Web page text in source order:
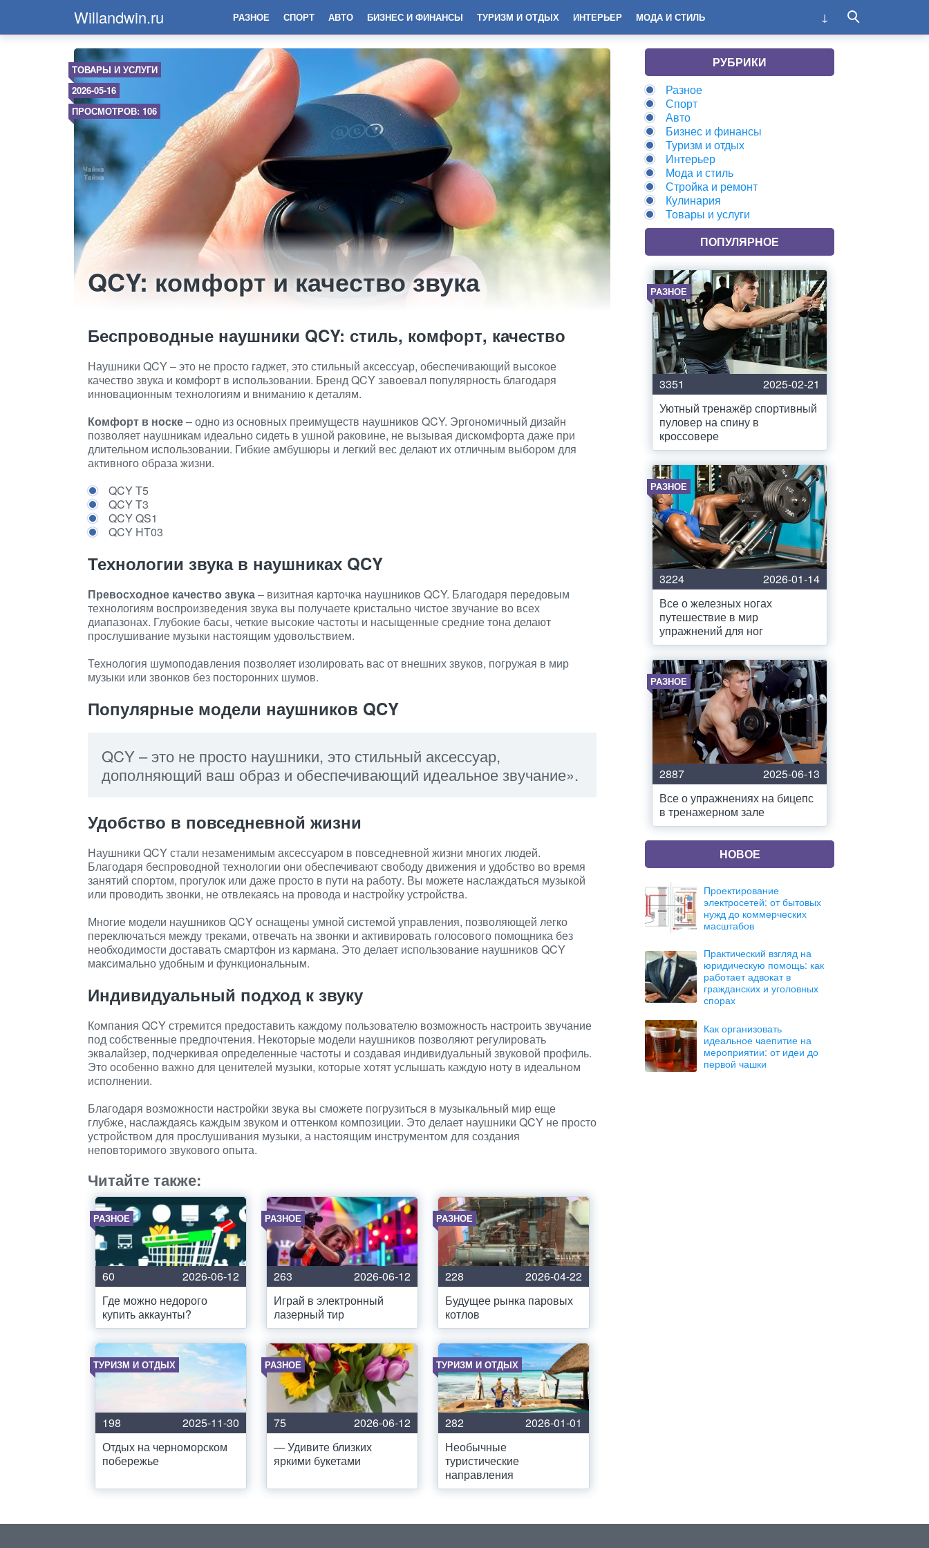
Willandwin.ru РАЗНОЕ СПОРТ АВТО БИЗНЕС И ФИНАНСЫ ТУРИЗМ И ОТДЫХ ИНТЕРЬЕР МОДА И СТИЛЬ
ТОВАРЫ И УСЛУГИ
2026-05-16
ПРОСМОТРОВ: 106
QCY: комфорт и качество звука
Беспроводные наушники QCY: стиль, комфорт, качество
Наушники QCY – это не просто гаджет, это стильный аксессуар, обеспечивающий высокое
качество звука и комфорт в использовании. Бренд QCY завоевал популярность благодаря
инновационным технологиям и вниманию к деталям.
Комфорт в носке– одно из основных преимуществ наушников QCY. Эргономичный дизайн
позволяет наушникам идеально сидеть в ушной раковине, не вызывая дискомфорта даже при
длительном использовании. Гибкие амбушюры и легкий вес делают их отличным выбором для
активного образа жизни.
QCY T5
QCY T3
QCY QS1
QCY HT03
Технологии звука в наушниках QCY
Превосходное качество звука– визитная карточка наушников QCY. Благодаря передовым
технологиям воспроизведения звука вы получаете кристально чистое звучание во всех
диапазонах. Глубокие басы, четкие высокие частоты и насыщенные средние тона делают
прослушивание музыки настоящим удовольствием.
Технология шумоподавления позволяет изолировать вас от внешних звуков, погружая в мир
музыки или звонков без посторонних шумов.
Популярные модели наушников QCY
QCY – это не просто наушники, это стильный аксессуар,
дополняющий ваш образ и обеспечивающий идеальное звучание».
Удобство в повседневной жизни
Наушники QCY стали незаменимым аксессуаром в повседневной жизни многих людей.
Благодаря беспроводной технологии они обеспечивают свободу движения и удобство во время
занятий спортом, прогулок или даже просто в пути на работу. Вы можете наслаждаться музыкой
или проводить звонки, не отвлекаясь на провода и настройку устройства.
Многие модели наушников QCY оснащены умной системой управления, позволяющей легко
переключаться между треками, отвечать на звонки и активировать голосового помощника без
необходимости доставать смартфон из кармана. Это делает использование наушников QCY
максимально удобным и функциональным.
Индивидуальный подход к звуку
Компания QCY стремится предоставить каждому пользователю возможность настроить звучание
под собственные предпочтения. Некоторые модели наушников позволяют регулировать
эквалайзер, подчеркивая определенные частоты и создавая индивидуальный звуковой профиль.
Это особенно важно для ценителей музыки, которые хотят услышать каждую ноту в идеальном
исполнении.
Благодаря возможности настройки звука вы сможете погрузиться в музыкальный мир еще
глубже, наслаждаясь каждым звуком и оттенком композиции. Это делает наушники QCY не просто
устройством для прослушивания музыки, а настоящим инструментом для создания
неповторимого звукового опыта.
Читайте также:
РАЗНОЕ
60
2026-06-12
Где можно недорого
купить аккаунты?
РАЗНОЕ
263
2026-06-12
Играй в электронный
лазерный тир
РАЗНОЕ
228
2026-04-22
Будущее рынка паровых
котлов
ТУРИЗМ И ОТДЫХ
198
2025-11-30
Отдых на черноморском
побережье
РАЗНОЕ
75
2026-06-12
— Удивите близких
яркими букетами
ТУРИЗМ И ОТДЫХ
282
2026-01-01
Необычные
туристические
направления
РУБРИКИ
Разное
Спорт
Авто
Бизнес и финансы
Туризм и отдых
Интерьер
Мода и стиль
Стройка и ремонт
Кулинария
Товары и услуги
ПОПУЛЯРНОЕ
РАЗНОЕ
3351
2025-02-21
Уютный тренажёр спортивный
пуловер на спину в
кроссовере
РАЗНОЕ
3224
2026-01-14
Все о железных ногах
путешествие в мир
упражнений для ног
РАЗНОЕ
2887
2025-06-13
Все о упражнениях на бицепс
в тренажерном зале
НОВОЕ
Проектирование
электросетей: от бытовых
нужд до коммерческих
масштабов
Практический взгляд на
юридическую помощь: как
работает адвокат в
гражданских и уголовных
спорах
Как организовать
идеальное чаепитие на
мероприятии: от идеи до
первой чашки